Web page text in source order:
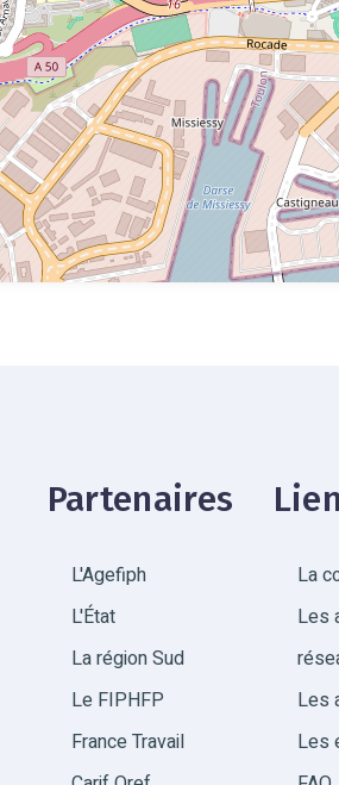
Partenaires
L'Agefiph
L'État
La région Sud
Le FIPHFP
France Travail
La
Les
Les
Les